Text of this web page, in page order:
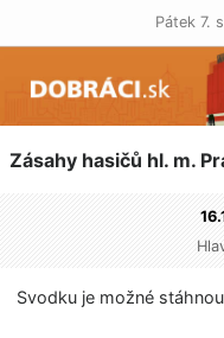
Pátek 7.
Zásahy hasičů hl. m.
Svodku je možné